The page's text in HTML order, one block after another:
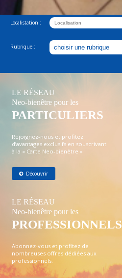
Localistation :
Rubrique :
LE RÉSEAU
Neo-bienêtre pour les
PARTICULIERS
Réjoignez-nous et profitez
d’avantages exclusifs en souscrivant
à la « Carte Neo-bienêtre »
Découvrir
LE RÉSEAU
Neo-bienêtre pour les
PROFESSIONNELS
Abonnez-vous et profitez de
nombreuses offres dédiées aux
professionnels.